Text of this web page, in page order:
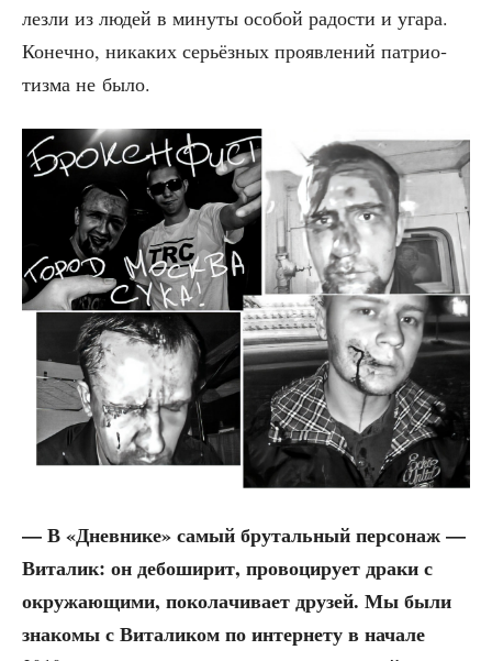
лез­ли из людей в мину­ты осо­бой радо­сти и уга­ра.
Конеч­но, ника­ких серьёз­ных про­яв­ле­ний пат­ри­о­
тиз­ма не было.
— В «Днев­ни­ке» самый бру­таль­ный пер­со­наж —
Вита­лик: он дебо­ши­рит, про­во­ци­ру­ет дра­ки с
окру­жа­ю­щи­ми, поко­ла­чи­ва­ет дру­зей. Мы были
зна­ко­мы с Вита­ли­ком по интер­не­ту в нача­ле